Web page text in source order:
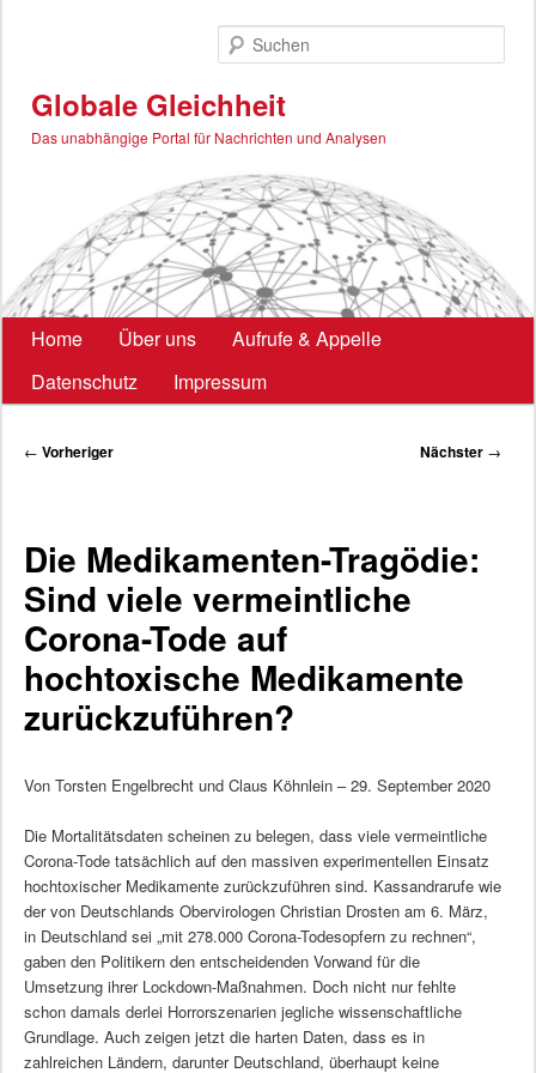
Globale Gleichheit
Das unabhängige Portal für Nachrichten und Analysen
Hauptmenü
Home Über uns
Aufrufe & Appelle
Datenschutz
Impressum
Beitragsnavigation
← Vorheriger Nächster →
Die Medikamenten-Tragödie:
Sind viele vermeintliche
Corona-Tode auf
hochtoxische Medikamente
zurückzuführen?
Von Torsten Engelbrecht und Claus Köhnlein – 29. September 2020
Die Mortalitätsdaten scheinen zu belegen, dass viele vermeintliche
Corona-Tode tatsächlich auf den massiven experimentellen Einsatz
hochtoxischer Medikamente zurückzuführen sind. Kassandrarufe wie
der von Deutschlands Obervirologen Christian Drosten am 6. März,
in Deutschland sei „mit 278.000 Corona-Todesopfern zu rechnen“,
gaben den Politikern den entscheidenden Vorwand für die
Umsetzung ihrer Lockdown-Maßnahmen. Doch nicht nur fehlte
schon damals derlei Horrorszenarien jegliche wissenschaftliche
Grundlage. Auch zeigen jetzt die harten Daten, dass es in
zahlreichen Ländern, darunter Deutschland, überhaupt keine